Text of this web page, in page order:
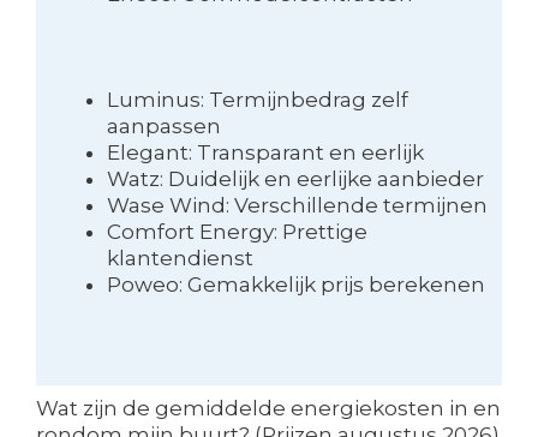
Luminus: Termijnbedrag zelf
aanpassen
Elegant: Transparant en eerlijk
Watz: Duidelijk en eerlijke aanbieder
Wase Wind: Verschillende termijnen
Comfort Energy: Prettige
klantendienst
Poweo: Gemakkelijk prijs berekenen
Wat zijn de gemiddelde energiekosten in en